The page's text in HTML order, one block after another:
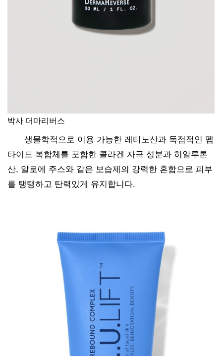
박사 더마리버스
생물학적으로 이용 가능한 레티노산과 독점적인 펩
타이드 복합체를 포함한 콜라겐 자극 성분과 히알루론
산, 알로에 주스와 같은 보습제의 강력한 혼합으로 피부
를 탱탱하고 탄력있게 유지합니다.